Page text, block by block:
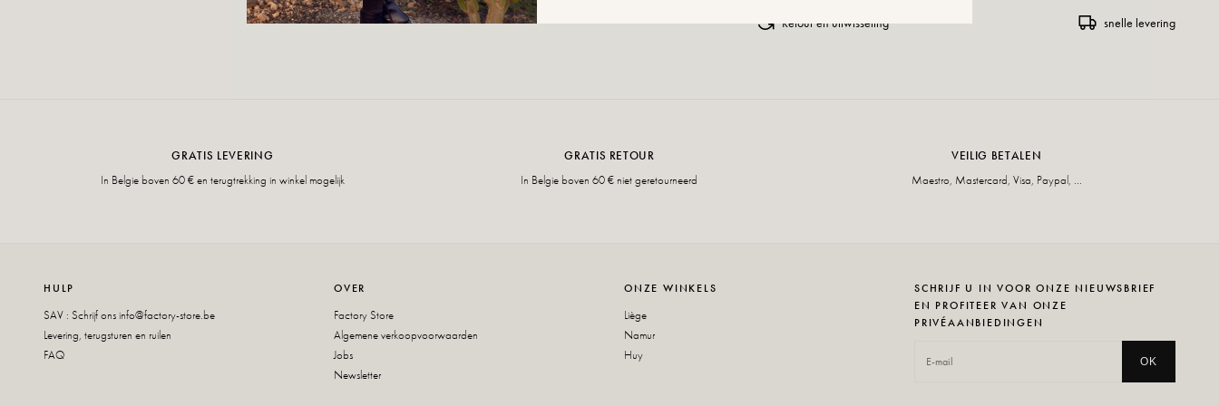
Retour en uitwisseling snelle levering
GRATIS LEVERING
In Belgie boven 60 € en terugtrekking in winkel mogelijk
GRATIS RETOUR
In Belgie boven 60 € niet geretourneerd
VEILIG BETALEN
Maestro, Mastercard, Visa, Paypal, ...
HULP
SAV : Schrijf onsinfo@factory-store.be
Levering, terugsturen en ruilen
FAQ
OVER
Factory Store
Algemene verkoopvoorwaarden
Jobs
Newsletter
ONZE WINKELS
Liège
Namur
Huy
SCHRIJF U IN VOOR ONZE NIEUWSBRIEF
EN PROFITEER VAN ONZE
PRIVÉAANBIEDINGEN
OK